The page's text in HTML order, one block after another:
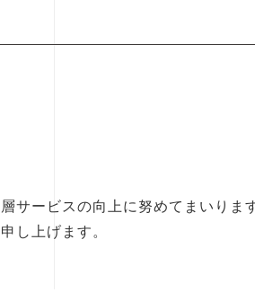
サービスの向上に努めてまいりま
し上げます。